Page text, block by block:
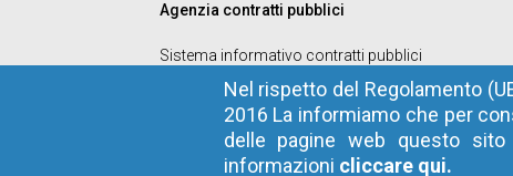
Agenzia contratti pubblici
Sistema informativo contratti pubblici
Codice fiscale : 94116410211
Nel rispetto del Regolamento
2016 La informiamo che per
delle pagine web questo
informazioni cliccare qui.